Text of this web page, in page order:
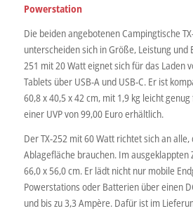
Powerstation
Die beiden angebotenen Campingtische
unterscheiden sich in Größe, Leistung und
251 mit 20 Watt eignet sich für das Laden
Tablets über USB-A und USB-C. Er ist
60,8 x 40,5 x 42 cm, mit 1,9 kg leicht
einer UVP von 99,00 Euro erhältlich.
Der TX-252 mit 60 Watt richtet sich an
Ablagefläche brauchen. Im ausgeklappten
66,0 x 56,0 cm. Er lädt nicht nur mobile
Powerstations oder Batterien über einen
und bis zu 3,3 Ampère. Dafür ist im